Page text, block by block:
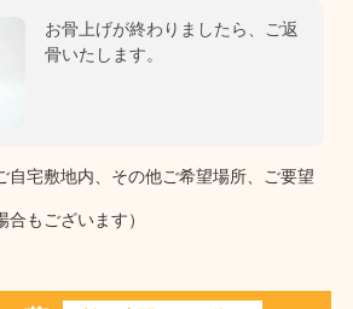
お骨上げが終わりましたら、ご返
骨いたします。
宅敷地内、その他ご希望場所、ご要望
合もございます）